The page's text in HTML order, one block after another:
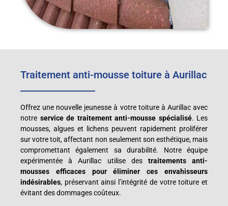
Traitement anti-mousse toiture à Aurillac
Offrez une nouvelle jeunesse à votre toiture à Aurillac avec
notre service de traitement anti-mousse spécialisé. Les
mousses, algues et lichens peuvent rapidement proliférer
sur votre toit, affectant non seulement son esthétique, mais
compromettant également sa durabilité. Notre équipe
expérimentée à Aurillac utilise des traitements anti-
mousses efficaces pour éliminer ces envahisseurs
indésirables, préservant ainsi l’intégrité de votre toiture et
évitant des dommages coûteux.